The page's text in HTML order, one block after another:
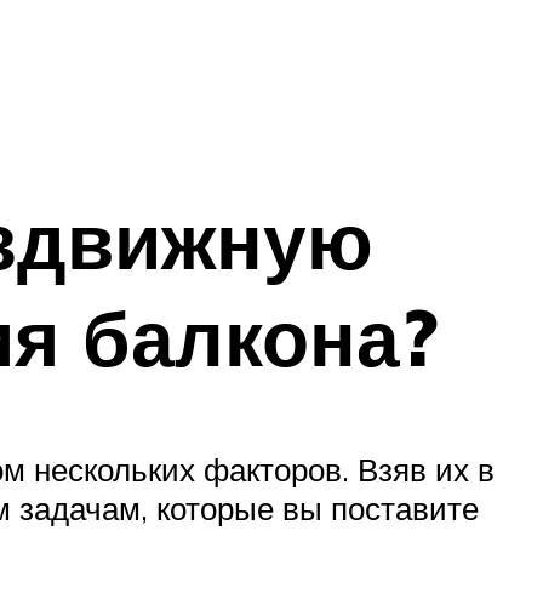
балкона?
нескольких факторов. Взяв их в
задачам, которые вы поставите